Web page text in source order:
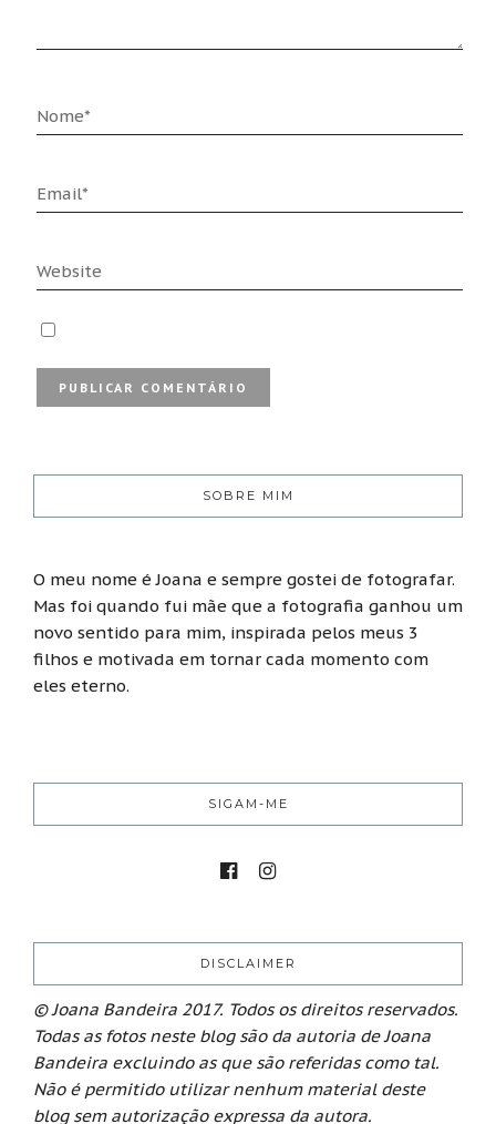
SOBRE MIM
O meu nome é Joana e sempre gostei de fotografar.
Mas foi quando fui mãe que a fotografia ganhou um
novo sentido para mim, inspirada pelos meus 3
filhos e motivada em tornar cada momento com
eles eterno.
SIGAM-ME
DISCLAIMER
© Joana Bandeira 2017. Todos os direitos reservados.
Todas as fotos neste blog são da autoria de Joana
Bandeira excluindo as que são referidas como tal.
Não é permitido utilizar nenhum material deste
blog sem autorização expressa da autora.